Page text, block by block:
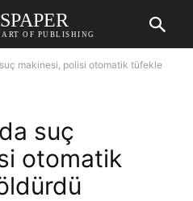
OF PUBLISHING
makinesi, polisi otomatik tüfekle
suç
otomatik